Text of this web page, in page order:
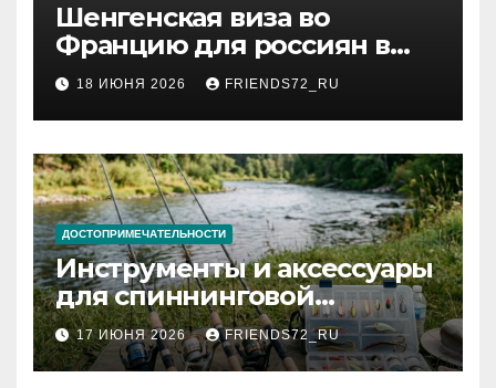
Шенгенская виза во
Францию для россиян в
2026 году: сроки от 3 дней
и список необходимых
документов
18 ИЮНЯ 2026 FRIENDS72_RU
ДОСТОПРИМЕЧАТЕЛЬНОСТИ
Инструменты и аксессуары
для спиннинговой
рыбалки: назначение и
типы
17 ИЮНЯ 2026 FRIENDS72_RU